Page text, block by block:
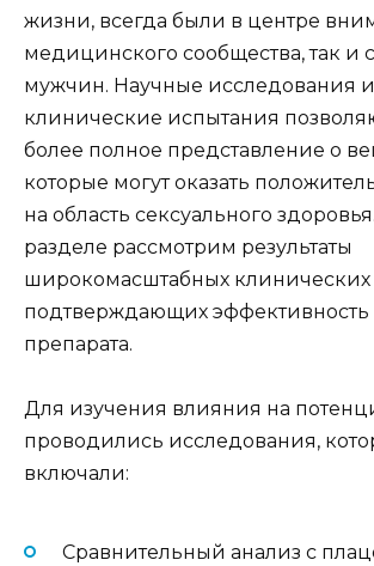
жизни, всегда были в центре
медицинского сообщества, так и
мужчин. Научные исследования и
клинические испытания
более полное представление о
которые могут оказать
на область сексуального
разделе рассмотрим результаты
широкомасштабных
подтверждающих эффективность
препарата.
Для изучения влияния на
проводились исследования,
включали:
Сравнительный анализ с